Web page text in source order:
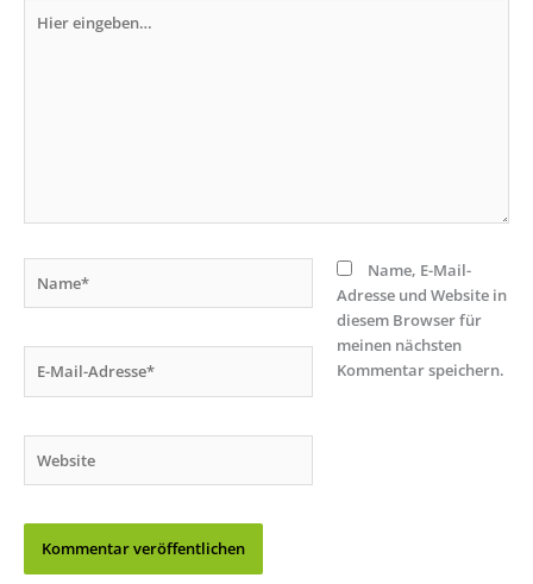
eingeben…
Mail-
Name, E-Mail-
Adresse und Website in
diesem Browser für
meinen nächsten
Kommentar speichern.